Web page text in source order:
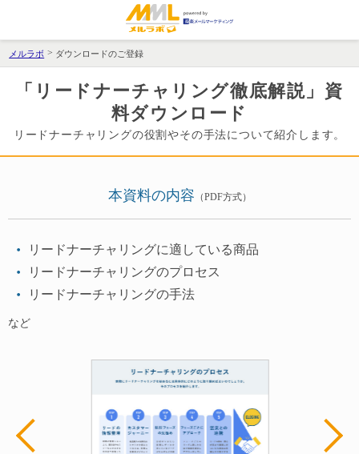
メルラボ ダウンロードのご登録
「リードナーチャリング徹底解説」資
料ダウンロード
リードナーチャリングの役割やその手法について紹介します。
本資料の内容 （PDF方式）
リードナーチャリングに適している商品
リードナーチャリングのプロセス
リードナーチャリングの手法
など